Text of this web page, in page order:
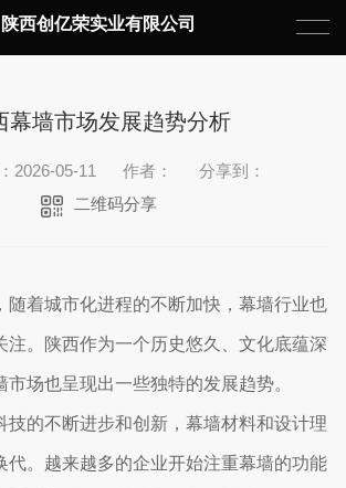
陕西创亿荣实业有限公司
幕墙市场发展趋势分析
2026-05-11 作者：
分享到：
二维码分享
随着城市化进程的不断加快，幕墙行业也
注。陕西作为一个历史悠久、文化底蕴深
市场也呈现出一些独特的发展趋势。
技的不断进步和创新，幕墙材料和设计理
代。越来越多的企业开始注重幕墙的功能